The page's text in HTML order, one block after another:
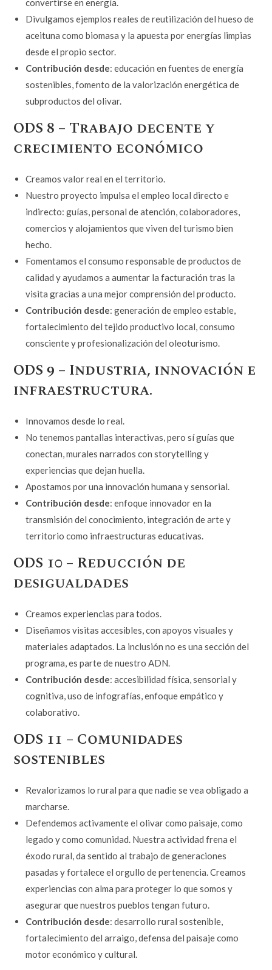
convertirse en energía.
Divulgamos ejemplos reales de reutilización del hueso de
aceituna como biomasa y la apuesta por energías limpias
desde el propio sector.
Contribución desde: educación en fuentes de energía
sostenibles, fomento de la valorización energética de
subproductos del olivar.
ODS 8 – Trabajo decente y
crecimiento económico
Creamos valor real en el territorio.
Nuestro proyecto impulsa el empleo local directo e
indirecto: guías, personal de atención, colaboradores,
comercios y alojamientos que viven del turismo bien
hecho.
Fomentamos el consumo responsable de productos de
calidad y ayudamos a aumentar la facturación tras la
visita gracias a una mejor comprensión del producto.
Contribución desde: generación de empleo estable,
fortalecimiento del tejido productivo local, consumo
consciente y profesionalización del oleoturismo.
ODS 9 – Industria, innovación e
infraestructura.
Innovamos desde lo real.
No tenemos pantallas interactivas, pero sí guías que
conectan, murales narrados con storytelling y
experiencias que dejan huella.
Apostamos por una innovación humana y sensorial.
Contribución desde: enfoque innovador en la
transmisión del conocimiento, integración de arte y
territorio como infraestructuras educativas.
ODS 10 – Reducción de
desigualdades
Creamos experiencias para todos.
Diseñamos visitas accesibles, con apoyos visuales y
materiales adaptados. La inclusión no es una sección del
programa, es parte de nuestro ADN.
Contribución desde: accesibilidad física, sensorial y
cognitiva, uso de infografías, enfoque empático y
colaborativo.
ODS 11 – Comunidades
sostenibles
Revalorizamos lo rural para que nadie se vea obligado a
marcharse.
Defendemos activamente el olivar como paisaje, como
legado y como comunidad. Nuestra actividad frena el
éxodo rural, da sentido al trabajo de generaciones
pasadas y fortalece el orgullo de pertenencia. Creamos
experiencias con alma para proteger lo que somos y
asegurar que nuestros pueblos tengan futuro.
Contribución desde: desarrollo rural sostenible,
fortalecimiento del arraigo, defensa del paisaje como
motor económico y cultural.